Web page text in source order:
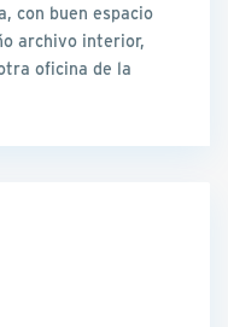
con buen espacio
archivo interior,
oficina de la